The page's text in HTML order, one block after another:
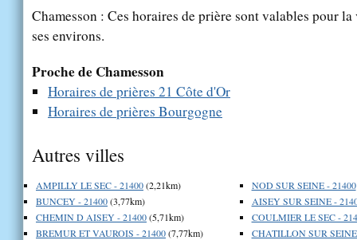
Chamesson : Ces horaires de prière sont valables pour
ses environs.
Proche de Chamesson
Horaires de prières 21 Côte d'Or
Horaires de prières Bourgogne
Autres villes
AMPILLY LE SEC - 21400(2,21km)
BUNCEY - 21400(3,77km)
CHEMIN D AISEY - 21400(5,71km)
BREMUR ET VAUROIS - 21400(7,77km)
NOD SUR SEINE - 21400
AISEY SUR SEINE -
COULMIER LE SEC -
CHATILLON SUR